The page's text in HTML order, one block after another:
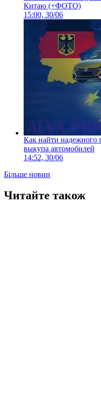
Китаю (+ФОТО)
15:00, 30/06
Как найти надежного
выкупа автомобилей
14:52, 30/06
Більше новин
Читайте також